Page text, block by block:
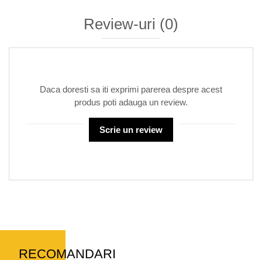
Review-uri (0)
Daca doresti sa iti exprimi parerea despre acest
produs poti adauga un review.
Scrie un review
RECOMANDARI